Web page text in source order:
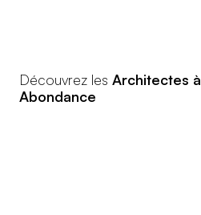
Découvrez les Architectes à
Abondance